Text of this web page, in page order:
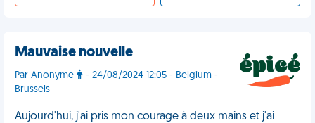
Mauvaise nouvelle
Par Anonyme
- 24/08/2024 12:05 - Belgium -
Brussels
Aujourd'hui, j'ai pris mon courage à deux mains et j'ai